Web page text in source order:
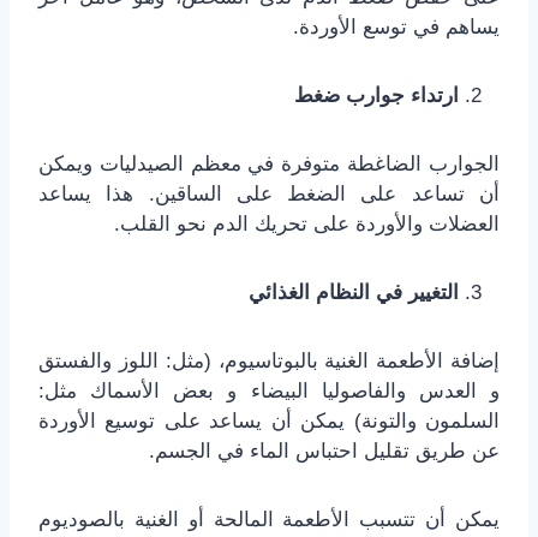
يساهم في توسع الأوردة.
ارتداء جوارب ضغط
الجوارب الضاغطة متوفرة في معظم الصيدليات ويمكن
أن تساعد على الضغط على الساقين. هذا يساعد
العضلات والأوردة على تحريك الدم نحو القلب.
التغيير في النظام الغذائي
إضافة الأطعمة الغنية بالبوتاسيوم، (مثل: اللوز والفستق
و العدس والفاصوليا البيضاء و بعض الأسماك مثل:
السلمون والتونة) يمكن أن يساعد على توسيع الأوردة
عن طريق تقليل احتباس الماء في الجسم.
يمكن أن تتسبب الأطعمة المالحة أو الغنية بالصوديوم